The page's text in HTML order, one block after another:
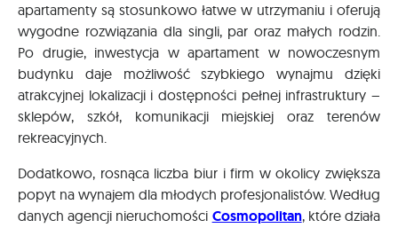
apartamenty są stosunkowo łatwe w utrzymaniu i oferują
wygodne rozwiązania dla singli, par oraz małych rodzin.
Po drugie, inwestycja w apartament w nowoczesnym
budynku daje możliwość szybkiego wynajmu dzięki
atrakcyjnej lokalizacji i dostępności pełnej infrastruktury –
sklepów, szkół, komunikacji miejskiej oraz terenów
rekreacyjnych.
Dodatkowo, rosnąca liczba biur i firm w okolicy zwiększa
popyt na wynajem dla młodych profesjonalistów. Według
danych agencji nieruchomości Cosmopolitan, które działa